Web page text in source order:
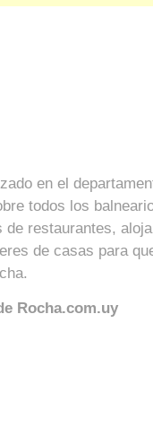
en el
todos los
restaurantes,
de casas para
Rocha.com.uy